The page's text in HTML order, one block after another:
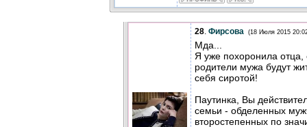
28. Фирсова (18 Июля 2015
Мда...
Я уже похоронила
родители мужа будут
себя сиротой!
Паутинка, Вы
семьи - обделенных
второстепенных по